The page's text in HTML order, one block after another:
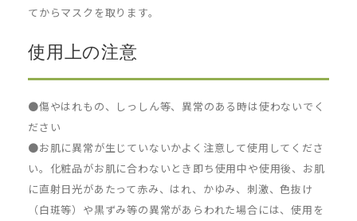
てからマスクを取ります。
使用上の注意
●傷やはれもの、しっしん等、異常のある時は使わないでく
ださい
●お肌に異常が生じていないかよく注意して使用してくださ
い。化粧品がお肌に合わないとき即ち使用中や使用後、お肌
に直射日光があたって赤み、はれ、かゆみ、刺激、色抜け
（白斑等）や黒ずみ等の異常があらわれた場合には、使用を